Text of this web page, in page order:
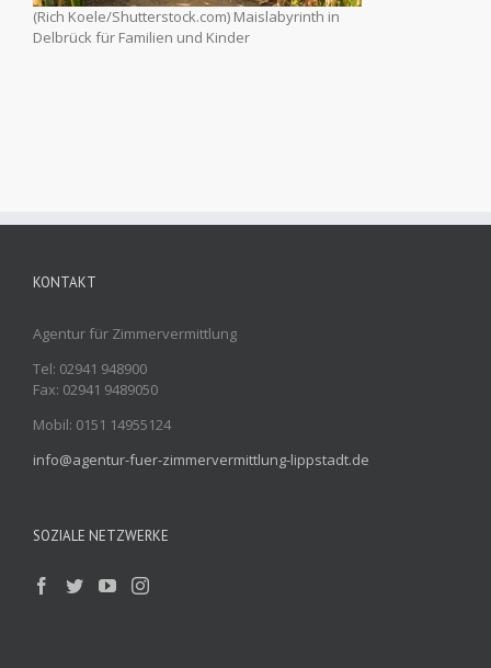
(Rich Koele/Shutterstock.com) Maislabyrinth in
Delbrück für Familien und Kinder
KONTAKT
Agentur für Zimmervermittlung
Tel: 02941 948900
Fax: 02941 9489050
Mobil: 0151 14955124
info@agentur-fuer-zimmervermittlung-lippstadt.de
SOZIALE NETZWERKE